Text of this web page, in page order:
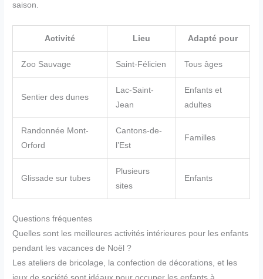
saison.
Activité Lieu Adapté pour
Zoo Sauvage Saint-Félicien Tous âges
Sentier des dunes
Lac-Saint-
Jean
Enfants et
adultes
Randonnée Mont-
Orford
Cantons-de-
l’Est
Familles
Glissade sur tubes
Plusieurs
sites
Enfants
Questions fréquentes
Quelles sont les meilleures activités intérieures pour les enfants
pendant les vacances de Noël ?
Les ateliers de bricolage, la confection de décorations, et les